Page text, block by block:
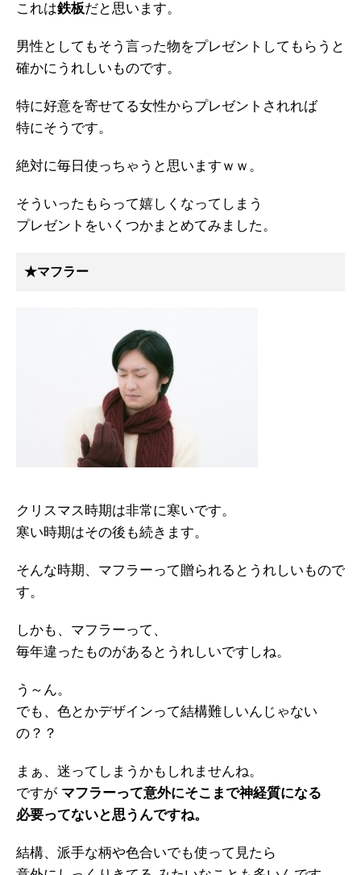
これは鉄板だと思います。
男性としてもそう言った物をプレゼントしてもらうと
確かにうれしいものです。
特に好意を寄せてる女性からプレゼントされれば
特にそうです。
絶対に毎日使っちゃうと思いますｗｗ。
そういったもらって嬉しくなってしまう
プレゼントをいくつかまとめてみました。
★マフラー
クリスマス時期は非常に寒いです。
寒い時期はその後も続きます。
そんな時期、マフラーって贈られるとうれしいもので
す。
しかも、マフラーって、
毎年違ったものがあるとうれしいですしね。
う～ん。
でも、色とかデザインって結構難しいんじゃない
の？？
まぁ、迷ってしまうかもしれませんね。
ですが マフラーって意外にそこまで神経質になる
必要ってないと思うんですね。
結構、派手な柄や色合いでも使って見たら